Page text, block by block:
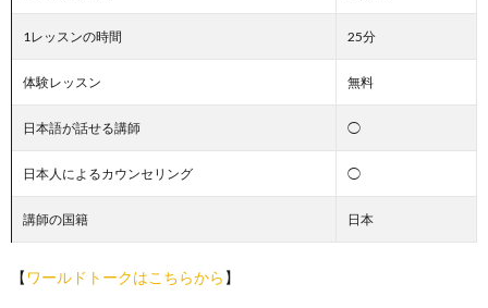
1レッスンの時間 25分
体験レッスン 無料
日本語が話せる講師 ◯
日本人によるカウンセリング ◯
講師の国籍 日本
【ワールドトークはこちらから 】